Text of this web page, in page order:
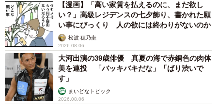
【漫画】「高い家賃を払えるのに、まだ欲し
い？」高級レジデンスの七夕飾り、書かれた願
い事にびっくり 人の欲には終わりがないのか
松波 穂乃圭
2026.08.06
大河出演の39歳俳優 真夏の海で赤銅色の肉体
美を連投 「バッキバキだな」「ばり渋いで
す」
まいどなトピック
2026.08.06